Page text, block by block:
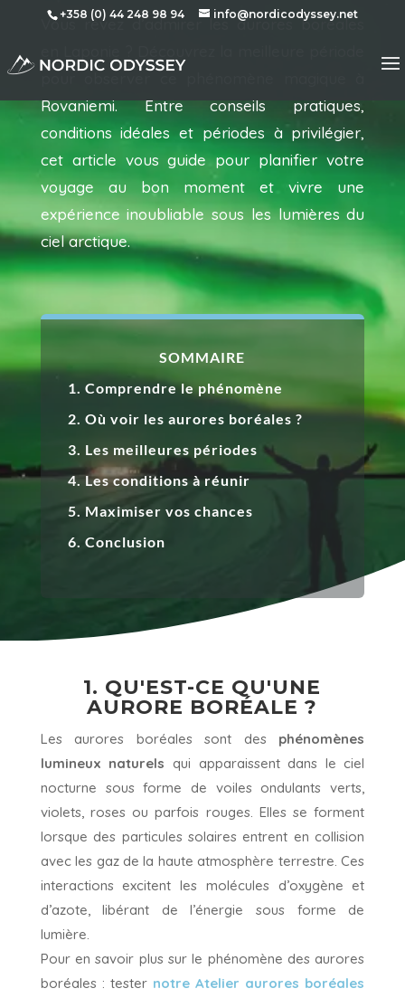
+358 (0) 44 248 98 94 info@nordicodyssey.net
Vous rêvez d’admirer les aurores boréales
Rovaniemi. Entre conseils pratiques,
conditions idéales et périodes à privilégier,
cet article vous guide pour planifier votre
voyage au bon moment et vivre une
expérience inoubliable sous les lumières du
ciel arctique.
SOMMAIRE
1. Comprendre le phénomène
2. Où voir les aurores boréales ?
3. Les meilleures périodes
4. Les conditions à réunir
5. Maximiser vos chances
6. Conclusion
1. QU'EST-CE QU'UNE
AURORE BORÉALE ?
Les aurores boréales sont des phénomènes
lumineux naturels qui apparaissent dans le ciel
nocturne sous forme de voiles ondulants verts,
violets, roses ou parfois rouges. Elles se forment
lorsque des particules solaires entrent en collision
avec les gaz de la haute atmosphère terrestre. Ces
interactions excitent les molécules d’oxygène et
d’azote, libérant de l’énergie sous forme de
lumière.
Pour en savoir plus sur le phénomène des aurores
boréales : tester notre Atelier aurores boréales